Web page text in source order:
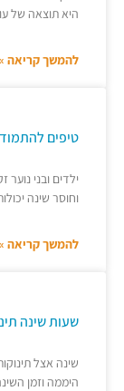
היא תוצאה של
להמשך קריאה
טיפים
ילדים ובני
וחוסר שינה
להמשך קריאה
שעות שינה
היממה וזמן